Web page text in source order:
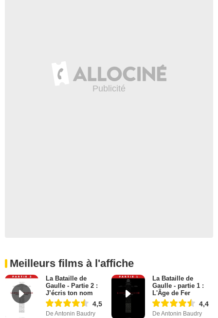
Meilleurs films à l'affiche
La Bataille de
Gaulle - Partie 2 :
J’écris ton nom
4,5
De Antonin Baudry
La Bataille de
Gaulle - partie 1 :
L'Âge de Fer
4,4
De Antonin Baudry